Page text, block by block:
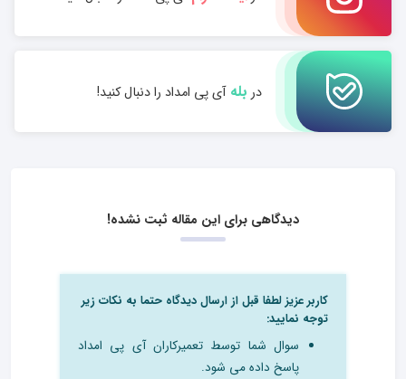
در بلهآی پی امداد را دنبال کنید!
دیدگاهی برای این مقاله ثبت نشده!
کاربر عزیز لطفا قبل از ارسال دیدگاه حتما به نکات زیر
توجه نمایید:
سوال شما توسط تعمیرکاران آی پی امداد
پاسخ داده می شود.